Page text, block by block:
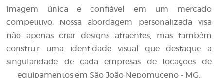
imagem única e confiável em um mercado
competitivo. Nossa abordagem personalizada visa
não apenas criar designs atraentes, mas também
construir uma identidade visual que destaque a
singularidade de cada empresas de locações de
equipamentos em São João Nepomuceno - MG.